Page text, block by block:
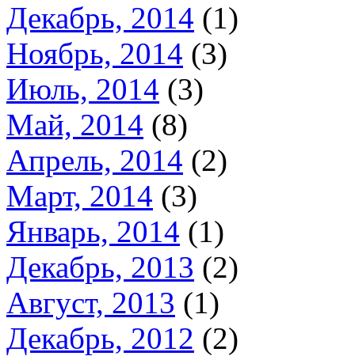
Декабрь, 2014 (1)
Ноябрь, 2014 (3)
Июль, 2014 (3)
Май, 2014 (8)
Апрель, 2014 (2)
Март, 2014 (3)
Январь, 2014 (1)
Декабрь, 2013 (2)
Август, 2013 (1)
Декабрь, 2012 (2)